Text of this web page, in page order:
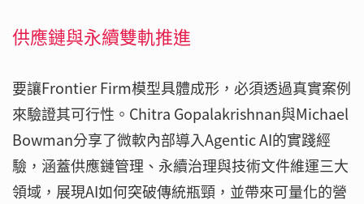
供應鏈與永續雙軌推進
要讓Frontier Firm模型具體成形，必須透過真實案例
來驗證其可行性。Chitra Gopalakrishnan與Michael
Bowman分享了微軟內部導入Agentic AI的實踐經
驗，涵蓋供應鏈管理、永續治理與技術文件維運三大
領域，展現AI如何突破傳統瓶頸，並帶來可量化的營